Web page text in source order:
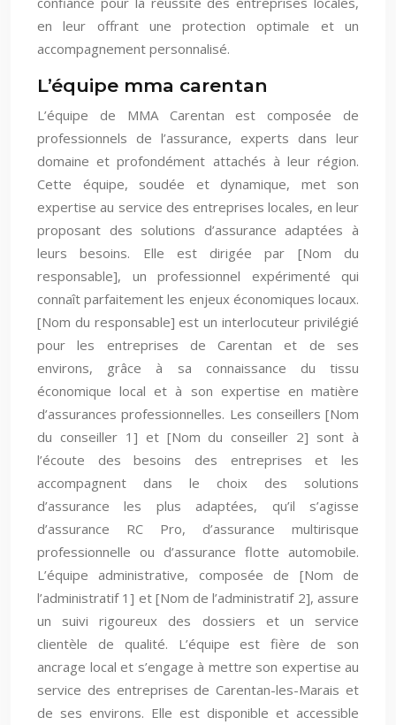
en leur offrant une protection optimale et un
accompagnement personnalisé.
L’équipe mma carentan
L’équipe de MMA Carentan est composée de
professionnels de l’assurance, experts dans leur
domaine et profondément attachés à leur région.
Cette équipe, soudée et dynamique, met son
expertise au service des entreprises locales, en leur
proposant des solutions d’assurance adaptées à
leurs besoins. Elle est dirigée par [Nom du
responsable], un professionnel expérimenté qui
connaît parfaitement les enjeux économiques locaux.
[Nom du responsable] est un interlocuteur privilégié
pour les entreprises de Carentan et de ses
environs, grâce à sa connaissance du tissu
économique local et à son expertise en matière
d’assurances professionnelles. Les conseillers [Nom
du conseiller 1] et [Nom du conseiller 2] sont à
l’écoute des besoins des entreprises et les
accompagnent dans le choix des solutions
d’assurance les plus adaptées, qu’il s’agisse
d’assurance RC Pro, d’assurance multirisque
professionnelle ou d’assurance flotte automobile.
L’équipe administrative, composée de [Nom de
l’administratif 1] et [Nom de l’administratif 2], assure
un suivi rigoureux des dossiers et un service
clientèle de qualité. L’équipe est fière de son
ancrage local et s’engage à mettre son expertise au
service des entreprises de Carentan-les-Marais et
de ses environs. Elle est disponible et accessible